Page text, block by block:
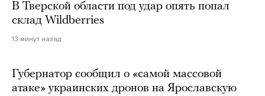
В Тверской области под удар опять попал
склад Wildberries
13 минут назад
Губернатор сообщил о «самой массовой
атаке» украинских дронов на Ярославскую